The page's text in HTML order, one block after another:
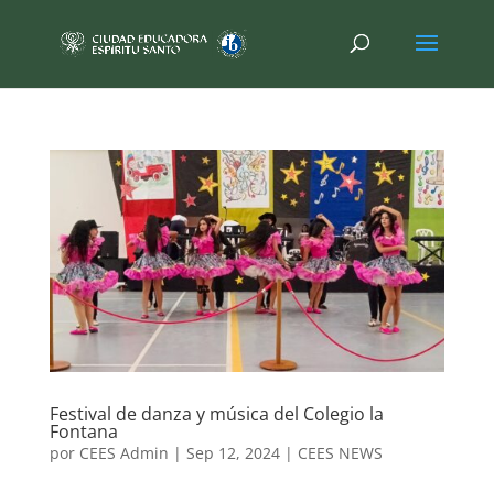
Festival de danza y música del Colegio la
Fontana
por CEES Admin | Sep 12, 2024| CEES NEWS